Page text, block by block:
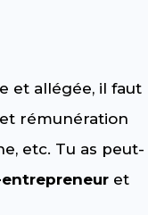
et allégée, il faut
rémunération
etc. Tu as peut-
et